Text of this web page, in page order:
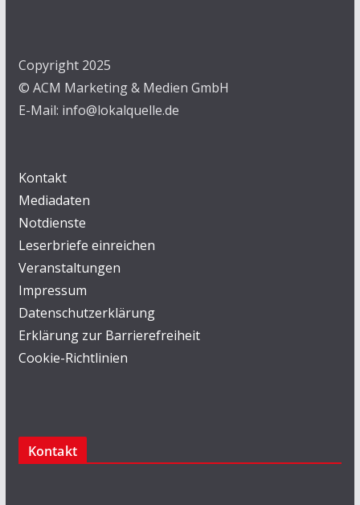
Copyright 2025
© ACM Marketing & Medien GmbH
E-Mail: info@lokalquelle.de
Kontakt
Mediadaten
Notdienste
Leserbriefe einreichen
Veranstaltungen
Impressum
Datenschutzerklärung
Erklärung zur Barrierefreiheit
Cookie-Richtlinien
Kontakt